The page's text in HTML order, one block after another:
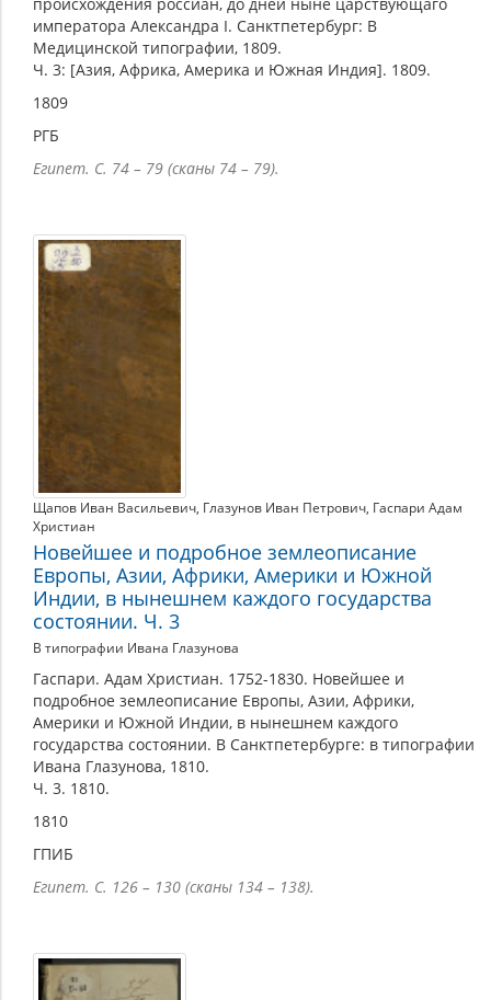
происхождения россиан, до дней ныне царствующаго
императора Александра I. Санктпетербург: В
Медицинской типографии, 1809.
Ч. 3: [Азия, Африка, Америка и Южная Индия]. 1809.
1809
РГБ
Египет. С. 74 – 79 (сканы 74 – 79).
Щапов Иван Васильевич, Глазунов Иван Петрович, Гаспари Адам
Христиан
Новейшее и подробное землеописание
Европы, Азии, Африки, Америки и Южной
Индии, в нынешнем каждого государства
состоянии. Ч. 3
В типографии Ивана Глазунова
Гаспари. Адам Христиан. 1752-1830. Новейшее и
подробное землеописание Европы, Азии, Африки,
Америки и Южной Индии, в нынешнем каждого
государства состоянии. В Санктпетербурге: в типографии
Ивана Глазунова, 1810.
Ч. 3. 1810.
1810
ГПИБ
Египет. С. 126 – 130 (сканы 134 – 138).